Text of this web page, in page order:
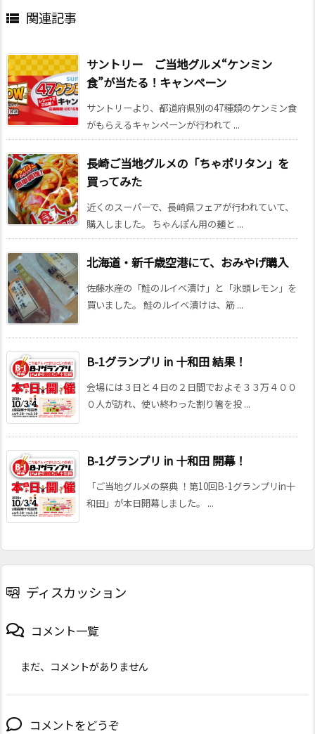
 関連記事
サントリー ご当地グルメ“ケンミン
食”が当たる！キャンペーン
サントリーより、都道府県別の47種類のケンミン食
がもらえるキャンペーンが行われて ...
長崎ご当地グルメの「ちゃポリタン」を
買ってみた
近くのスーパーで、長崎県フェアが行われていて、
購入しました。 ちゃんぽん用の麺と ...
北海道・新千歳空港にて、おみやげ購入
佐藤水産の「鮭のルイベ漬け」と「氷頭レモン」を
買いました。 鮭のルイベ漬けは、筋 ...
B-1グランプリ in 十和田 結果！
会場には３日と４日の２日間でおよそ３３万４００
０人が訪れ、使い終わった割り箸を投 ...
B-1グランプリ in 十和田 開幕！
「ご当地グルメの祭典 ！第10回B-1グランプリin十
和田」が本日開幕しました。 ...
ディスカッション
コメント一覧
まだ、コメントがありません
コメントをどうぞ